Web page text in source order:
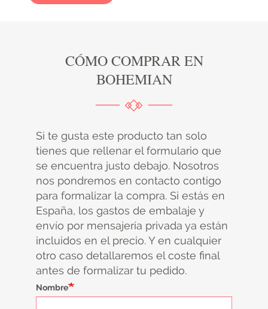
CÓMO COMPRAR EN
BOHEMIAN
Si te gusta este producto tan solo
tienes que rellenar el formulario que
se encuentra justo debajo. Nosotros
nos pondremos en contacto contigo
para formalizar la compra. Si estás en
España, los gastos de embalaje y
envío por mensajería privada ya están
incluidos en el precio. Y en cualquier
otro caso detallaremos el coste final
antes de formalizar tu pedido.
Nombre